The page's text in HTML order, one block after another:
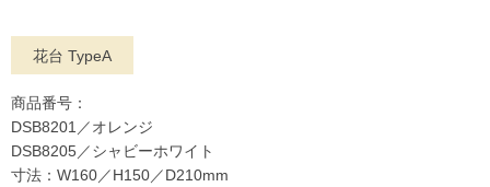
花台 TypeA
商品番号：
DSB8201／オレンジ
DSB8205／シャビーホワイト
寸法：W160／H150／D210mm